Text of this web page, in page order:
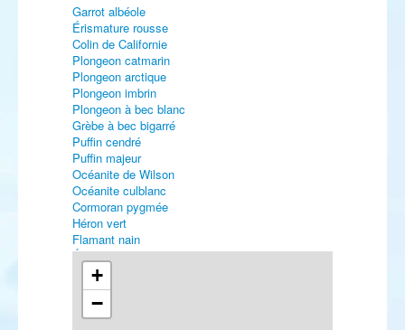
Garrot albéole
Érismature rousse
Colin de Californie
Plongeon catmarin
Plongeon arctique
Plongeon imbrin
Plongeon à bec blanc
Grèbe à bec bigarré
Puffin cendré
Puffin majeur
Océanite de Wilson
Océanite culblanc
Cormoran pygmée
Héron vert
Flamant nain
Élanion blanc
Pygargue à queue blanche
Gypaète barbu
Vautour percnoptère
Vautour moine
+
−